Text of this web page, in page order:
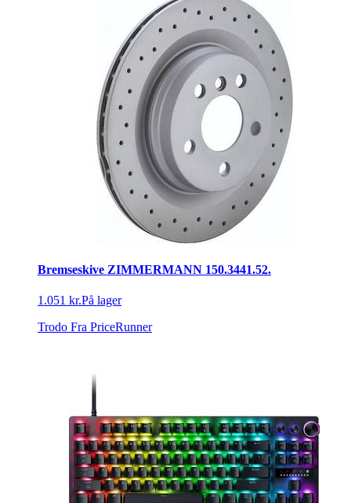
Bremseskive ZIMMERMANN 150.3441.52.
1.051 kr.På lager
Trodo Fra PriceRunner